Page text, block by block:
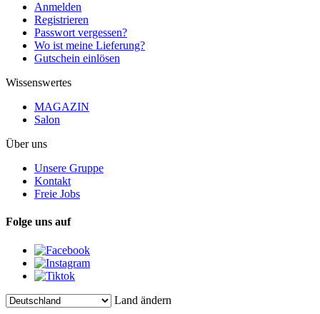
Anmelden
Registrieren
Passwort vergessen?
Wo ist meine Lieferung?
Gutschein einlösen
Wissenswertes
MAGAZIN
Salon
Über uns
Unsere Gruppe
Kontakt
Freie Jobs
Folge uns auf
Land ändern